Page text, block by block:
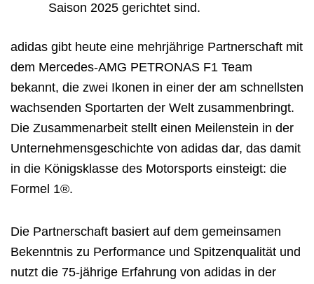
Saison 2025 gerichtet sind.
adidas gibt heute eine mehrjährige Partnerschaft mit
dem Mercedes-AMG PETRONAS F1 Team
bekannt, die zwei Ikonen in einer der am schnellsten
wachsenden Sportarten der Welt zusammenbringt.
Die Zusammenarbeit stellt einen Meilenstein in der
Unternehmensgeschichte von adidas dar, das damit
in die Königsklasse des Motorsports einsteigt: die
Formel 1®.
Die Partnerschaft basiert auf dem gemeinsamen
Bekenntnis zu Performance und Spitzenqualität und
nutzt die 75-jährige Erfahrung von adidas in der